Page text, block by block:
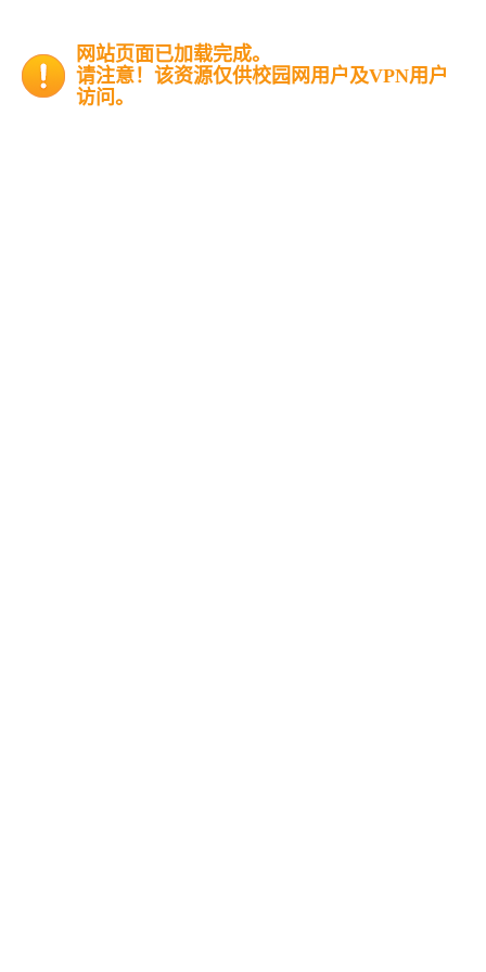
网站页面已加载完成。
请注意！该资源仅供校园网用户及VPN用户
访问。